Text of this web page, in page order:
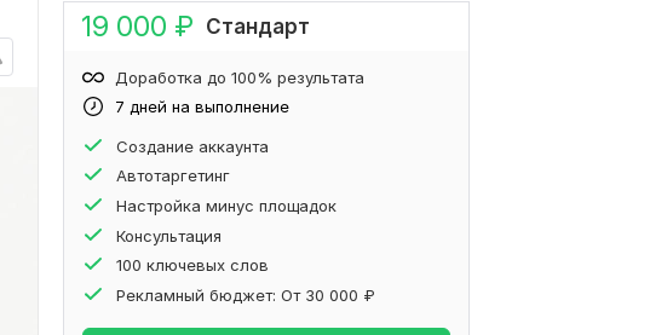
19 000 ₽ Стандарт
7 дней на выполнение
Доработка до 100% результата
Создание аккаунта
Автотаргетинг
Настройка минус площадок
Консультация
100 ключевых слов
Рекламный бюджет: От 30 000 ₽